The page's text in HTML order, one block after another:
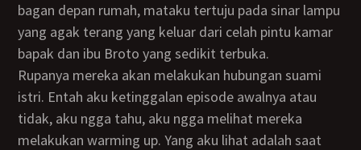
bagan depan rumah, mataku tertuju pada sinar lampu
yang agak terang yang keluar dari celah pintu kamar
bapak dan ibu Broto yang sedikit terbuka.
Rupanya mereka akan melakukan hubungan suami
istri. Entah aku ketinggalan episode awalnya atau
tidak, aku ngga tahu, aku ngga melihat mereka
melakukan warming up. Yang aku lihat adalah saat